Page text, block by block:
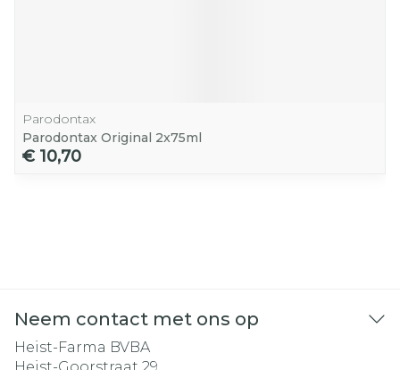
Parodontax
Parodontax Original 2x75ml
€ 10,70
Neem contact met ons op
Heist-Farma BVBA